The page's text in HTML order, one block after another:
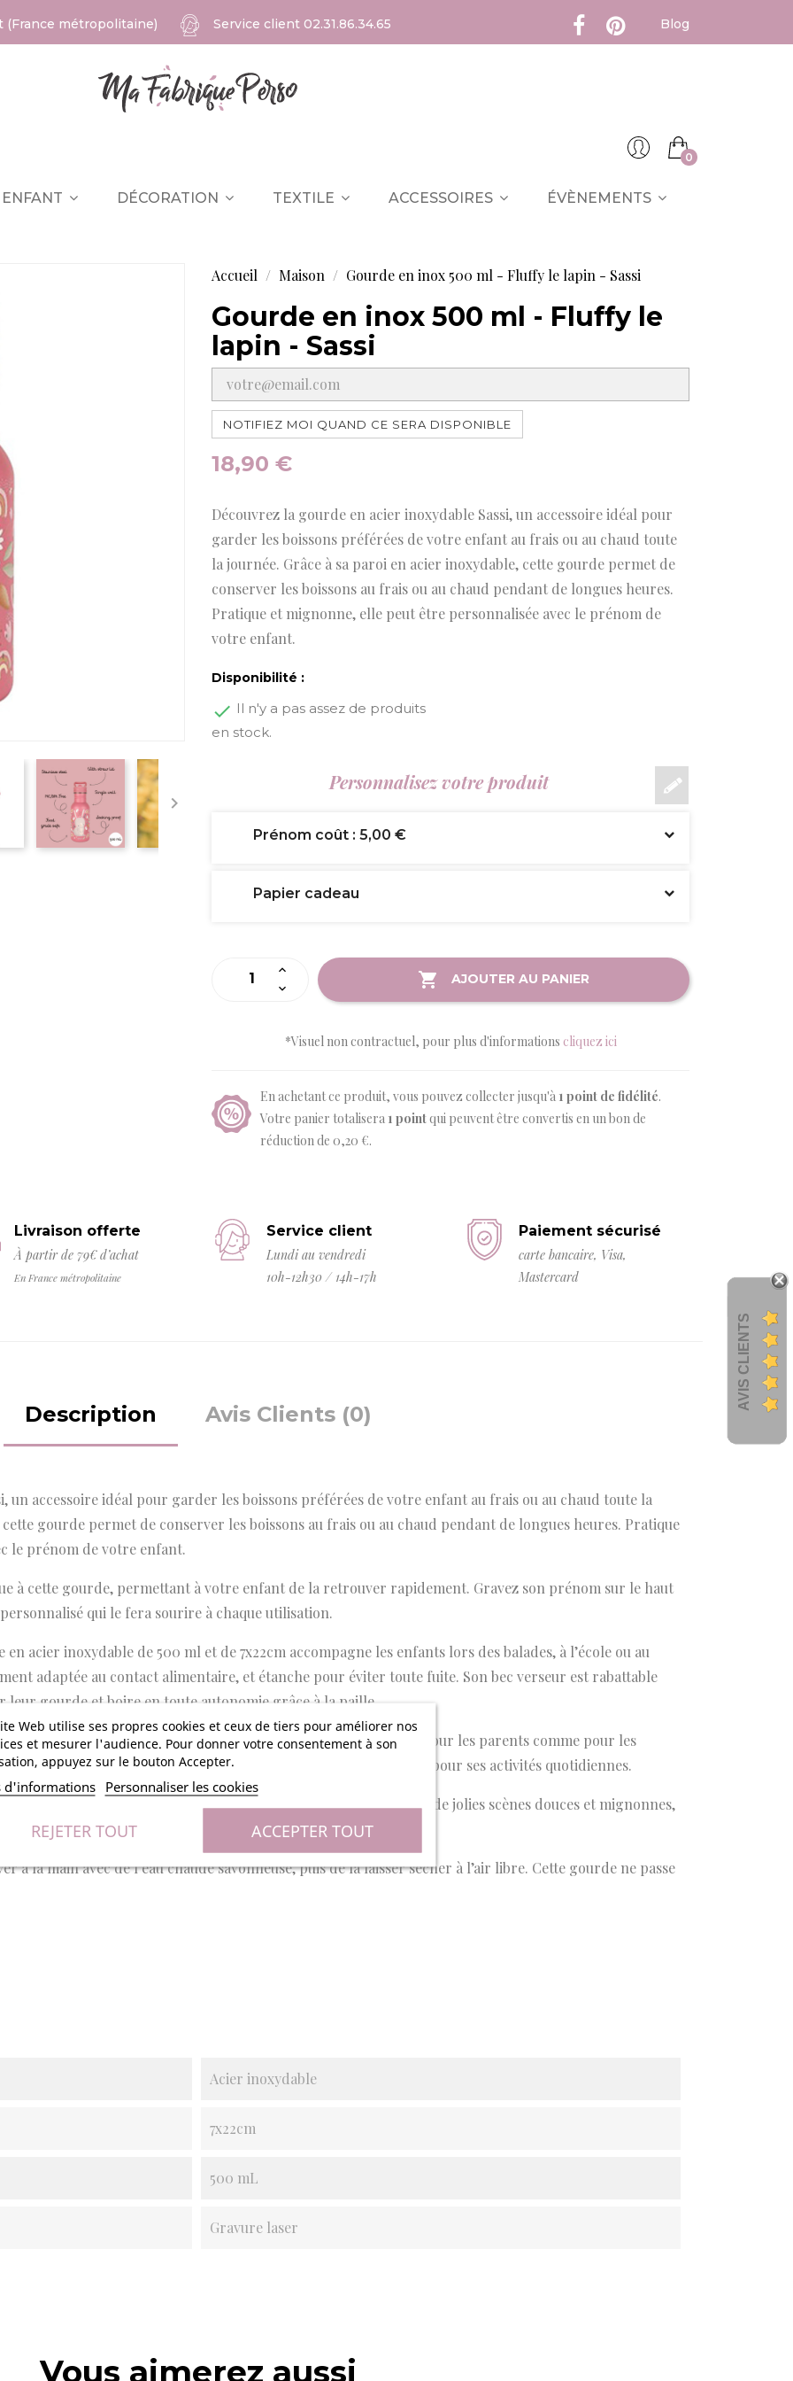
(France métropolitaine) Service client 02.31.86.34.65 Blog
0
Web utilise ses propres cookies et ceux de tiers pour améliorer nos
et mesurer l'audience. Pour donner votre consentement à son
appuyez sur le bouton Accepter.
d'informations Personnaliser les cookies
REJETER TOUT ACCEPTER TOUT
ENFANT DÉCORATION TEXTILE ACCESSOIRES ÉVÈNEMENTS

Accueil Maison Gourde en inox 500 ml - Fluffy le lapin - Sassi
Gourde en inox 500 ml - Fluffy le
lapin - Sassi
NOTIFIEZ MOI QUAND CE SERA DISPONIBLE
18,90 €
Découvrez la gourde en acier inoxydable Sassi, un accessoire idéal pour
garder les boissons préférées de votre enfant au frais ou au chaud toute
la journée. Grâce à sa paroi en acier inoxydable, cette gourde permet de
conserver les boissons au frais ou au chaud pendant de longues heures.
Pratique et mignonne, elle peut être personnalisée avec le prénom de
votre enfant.
Disponibilité :
Il n'y a pas assez de produits
en stock.
Personnalisez votre produit
Prénom coût : 5,00 €
Papier cadeau
AJOUTER AU PANIER
*Visuel non contractuel, pour plus d'informations cliquez ici
En achetant ce produit, vous pouvez collecter jusqu'à 1 point de fidélité.
Votre panier totalisera 1 pointqui peuvent être convertis en un bon de
réduction de 0,20 €.
Livraison offerte
À partir de 79€ d’achat
En France métropolitaine
Service client
Lundi au vendredi
10h-12h30 / 14h-17h
Paiement sécurisé
carte bancaire, Visa,
Mastercard
Description Avis Clients (0)
un accessoire idéal pour garder les boissons préférées de votre enfant au frais ou au chaud toute la
gourde permet de conserver les boissons au frais ou au chaud pendant de longues heures. Pratique
le prénom de votre enfant.
à cette gourde, permettant à votre enfant de la retrouver rapidement. Gravez son prénom sur le haut
qui le fera sourire à chaque utilisation.
acier inoxydable de 500 ml et de 7x22cm accompagne les enfants lors des balades, à l’école ou au
adaptée au contact alimentaire, et étanche pour éviter toute fuite. Son bec verseur est rabattable
gourde et boire en toute autonomie grâce à la paille.
de puériculture respectueux de l’environnement, pensés pour les parents comme pour les
offrez à votre enfant un compagnon sûr, fonctionnel et amusant pour ses activités quotidiennes.
adorable petit animal. La gourde à personnaliser est décorée de jolies scènes douces et mignonnes,
la main avec de l’eau chaude savonneuse, puis de la laisser sécher à l’air libre. Cette gourde ne passe
Acier inoxydable
7x22cm
500 mL
Gravure laser
Vous aimerez aussi
AVIS CLIENTS